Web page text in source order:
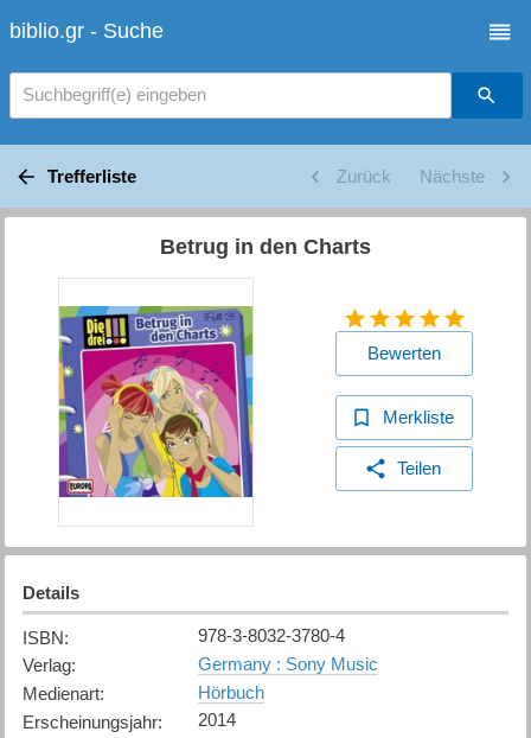
biblio.gr - Suche
Suchbegriff(e) eingeben
Trefferliste Zurück Nächste
Betrug in den Charts
Bewerten
Merkliste
Teilen
Details
ISBN:
978-3-8032-3780-4
Verlag:
Germany : Sony Music
Medienart:
Hörbuch
Erscheinungsjahr:
2014